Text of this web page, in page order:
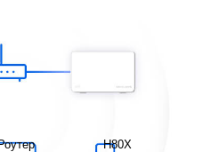
H80X